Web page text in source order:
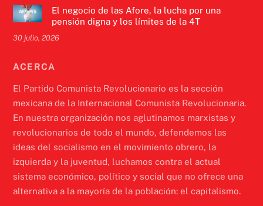
El negocio de las Afore, la lucha por una
pensión digna y los límites de la 4T
30 julio, 2026
ACERCA
El Partido Comunista Revolucionario es la sección
mexicana de la Internacional Comunista Revolucionaria.
En nuestra organización nos aglutinamos marxistas y
revolucionarios de todo el mundo, defendemos las
ideas del socialismo en el movimiento obrero, la
izquierda y la juventud, luchamos contra el actual
sistema económico, político y social que no ofrece una
alternativa a la mayoría de la población: el capitalismo.